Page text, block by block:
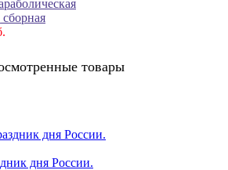
товары
дня России.